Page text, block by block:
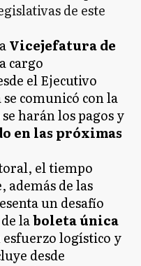
Vicejefatura de
cargo
el Ejecutivo
comunicó con la
harán los pagos y
en las próximas
el tiempo
de las
un desafío
laboleta única
logístico y
desde